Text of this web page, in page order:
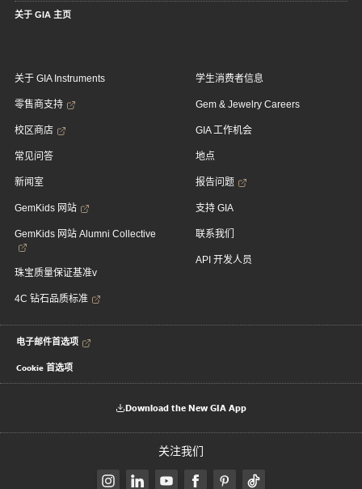
关于 GIA 主页
关于 GIA Instruments
零售商支持
校区商店
常见问答
新闻室
GemKids 网站
GemKids 网站 Alumni Collective
珠宝质量保证基准v
4C 钻石品质标准
学生消费者信息
Gem & Jewelry Careers
GIA 工作机会
地点
报告问题
支持 GIA
联系我们
API 开发人员
电子邮件首选项
Cookie 首选项
Download the New GIA App
关注我们